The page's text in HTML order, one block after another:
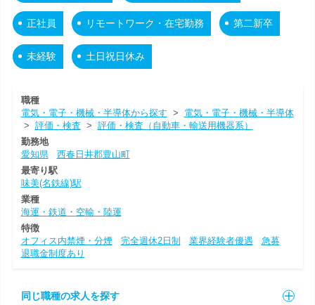
正社員 リモートワーク・在宅勤務 第二新卒
未経験 土日祝日休み
職種
電気・電子・機械・半導体から探す > 電気・電子・機械・半導体
> 評価・検査 > 評価・検査（自動車・輸送用機器系）
勤務地
愛知県
西春日井郡豊山町
最寄り駅
味美(名鉄線)駅
業種
海運・鉄道・空輸・陸運
特徴
オフィス内禁煙・分煙
完全週休2日制 業界経験者優遇
急募
退職金制度あり
同じ職種の求人を探す